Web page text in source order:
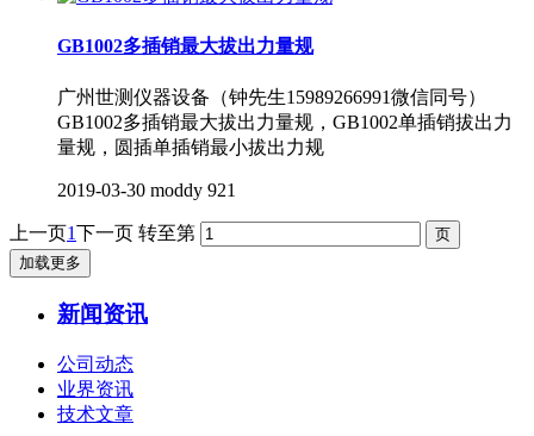
GB1002多插销最大拔出力量规
广州世测仪器设备（钟先生15989266991微信同号）
GB1002多插销最大拔出力量规，GB1002单插销拔出力
量规，圆插单插销最小拔出力规
2019-03-30 moddy 921
上一页1下一页 转至第
加载更多
新闻资讯
公司动态
业界资讯
技术文章